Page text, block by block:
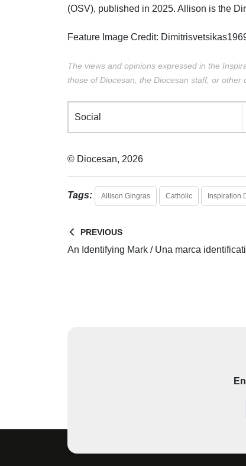
(OSV), published in 2025. Allison is the
Feature Image Credit:
The views and opinions expressed in the
those of Diocesan, the Diocesan staff, or other
Social
© Diocesan, 2026
Tags: Allison Gingras Catholic Inspiration
PREVIOUS
An Identifying Mark / Una marca